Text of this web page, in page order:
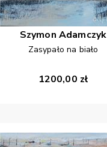
Szymon Adamczyk
Zasypało na biało
1200,00 zł